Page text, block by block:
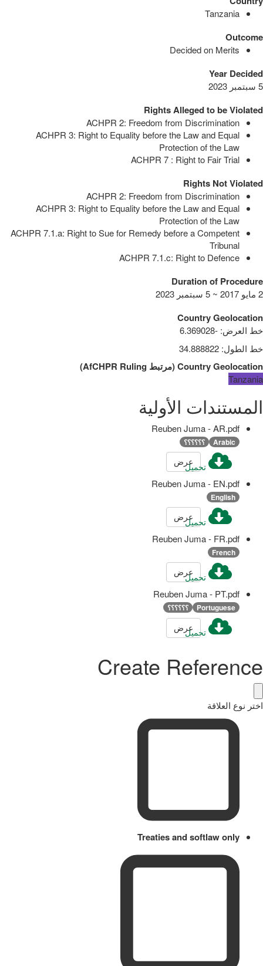
Tanzania
Outcome
Decided on Merits
Year Decided
5 سبتمبر 2023
Rights Alleged to be Violated
ACHPR 2: Freedom from Discrimination
ACHPR 3: Right to Equality before the Law and Equal
Protection of the Law
ACHPR 7 : Right to Fair Trial
Rights Not Violated
ACHPR 2: Freedom from Discrimination
ACHPR 3: Right to Equality before the Law and Equal
Protection of the Law
ACHPR 7.1.a: Right to Sue for Remedy before a Competent
Tribunal
ACHPR 7.1.c: Right to Defence
Duration of Procedure
2 مايو 2017 ~ 5 سبتمبر 2023
Country Geolocation
خط العرض:
-6.369028
خط الطول:
34.888822
Country Geolocation
(مرتبط AfCHPR Ruling
)
Tanzania
المستندات الأولية
Reuben Juma - AR.pdf
Arabic ؟؟؟؟؟؟
تحميلعرض
Reuben Juma - EN.pdf
English
تحميلعرض
Reuben Juma - FR.pdf
French
تحميلعرض
Reuben Juma - PT.pdf
Portuguese ؟؟؟؟؟؟
تحميلعرض
Create Reference
اختر نوع العلاقة
Treaties and softlaw only